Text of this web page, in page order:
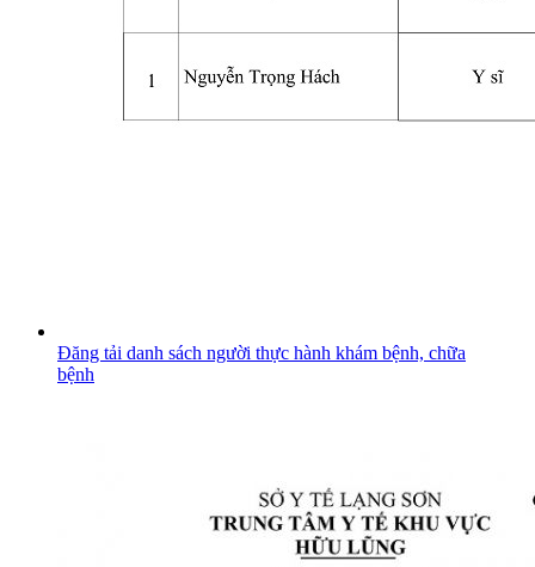
Đăng tải danh sách người thực hành khám bệnh, chữa
bệnh